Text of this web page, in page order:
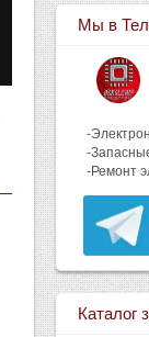
Мы в
-
-
-Ремонт
Каталог